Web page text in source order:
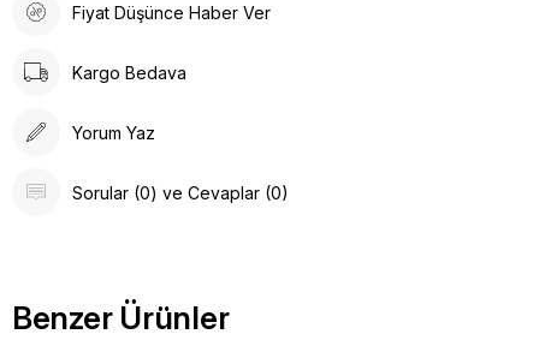
Fiyat Düşünce Haber Ver
Kargo Bedava
Yorum Yaz
Sorular (0) ve Cevaplar (0)
Benzer Ürünler